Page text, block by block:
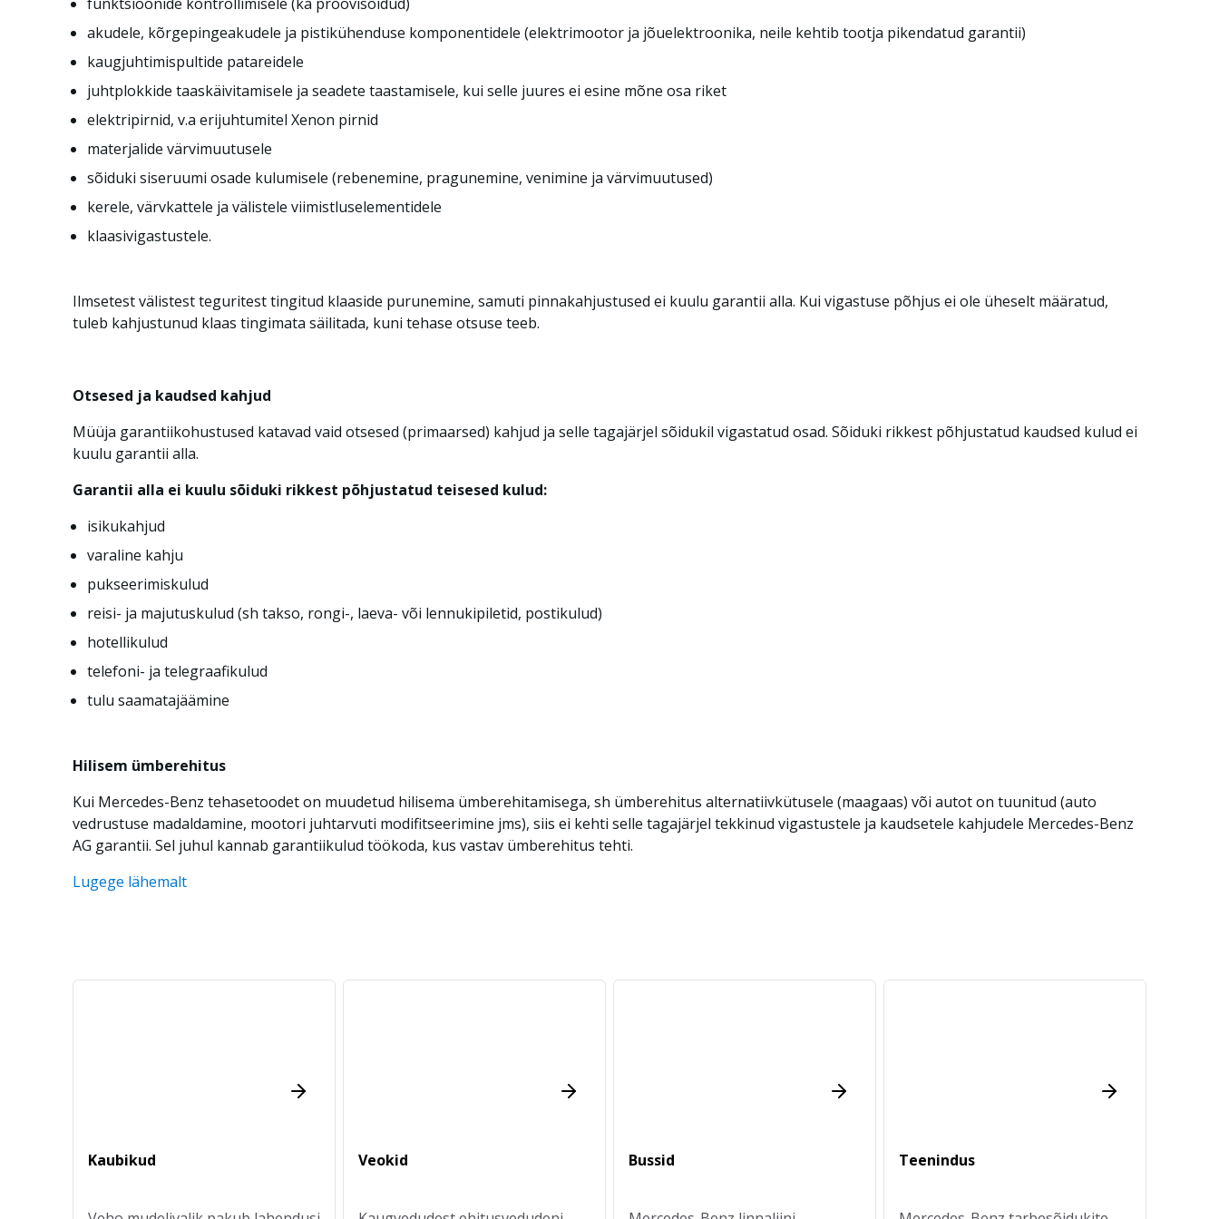
akudele, kõrgepingeakudele ja pistikühenduse komponentidele (elektrimootor ja jõuelektroonika, neile kehtib tootja pikendatud garantii)
kaugjuhtimispultide patareidele
juhtplokkide taaskäivitamisele ja seadete taastamisele, kui selle juures ei esine mõne osa riket
elektripirnid, v.a erijuhtumitel Xenon pirnid
materjalide värvimuutusele
sõiduki siseruumi osade kulumisele (rebenemine, pragunemine, venimine ja värvimuutused)
kerele, värvkattele ja välistele viimistluselementidele
klaasivigastustele.
Ilmsetest välistest teguritest tingitud klaaside purunemine, samuti pinnakahjustused ei kuulu garantii alla. Kui vigastuse põhjus ei ole üheselt määratud,
tuleb kahjustunud klaas tingimata säilitada, kuni tehase otsuse teeb.
Otsesed ja kaudsed kahjud
Müüja garantiikohustused katavad vaid otsesed (primaarsed) kahjud ja selle tagajärjel sõidukil vigastatud osad. Sõiduki rikkest põhjustatud kaudsed kulud ei
kuulu garantii alla.
Garantii alla ei kuulu sõiduki rikkest põhjustatud teisesed kulud:
isikukahjud
varaline kahju
pukseerimiskulud
reisi- ja majutuskulud (sh takso, rongi-, laeva- või lennukipiletid, postikulud)
hotellikulud
telefoni- ja telegraafikulud
tulu saamatajäämine
Hilisem ümberehitus
Kui Mercedes-Benz tehasetoodet on muudetud hilisema ümberehitamisega, sh ümberehitus alternatiivkütusele (maagaas) või autot on tuunitud (auto
vedrustuse madaldamine, mootori juhtarvuti modifitseerimine jms), siis ei kehti selle tagajärjel tekkinud vigastustele ja kaudsetele kahjudele Mercedes-Benz
AG garantii. Sel juhul kannab garantiikulud töökoda, kus vastav ümberehitus tehti.
Lugege lähemalt
Kaubikud Veokid Bussid Teenindus